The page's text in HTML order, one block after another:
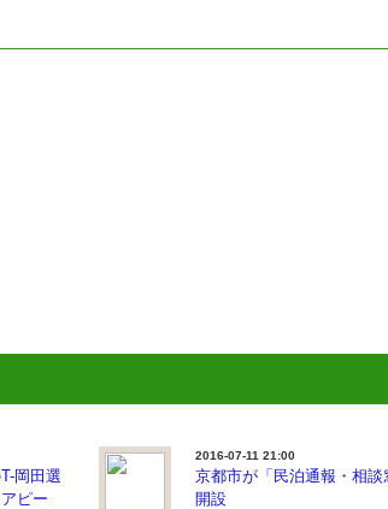
岡田選
ピー
2016-07-11 21:00
京都市が「民泊通報・相談
開設